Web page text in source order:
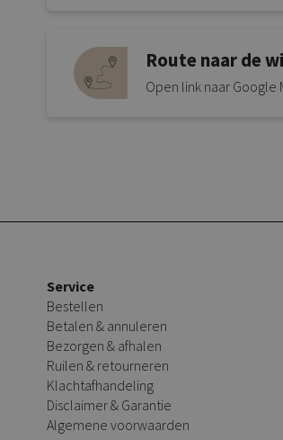
Route naar de
Open link naar Google
Service
Bestellen
Betalen & annuleren
Bezorgen & afhalen
Ruilen & retourneren
Klachtafhandeling
Disclaimer & Garantie
Algemene voorwaarden